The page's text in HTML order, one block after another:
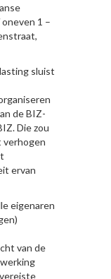
1 –
sluist
de BIZ-
Die zou
verhogen
ervan
eigenaren
van de